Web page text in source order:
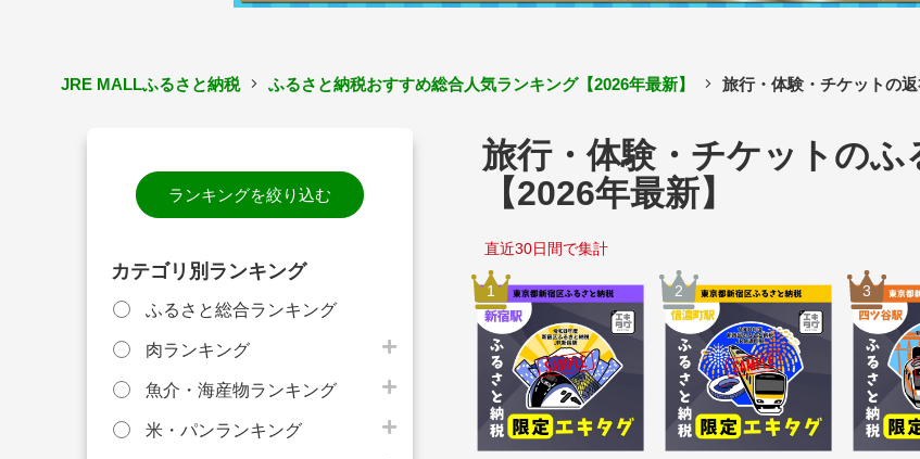
JRE MALLふるさと納税 ふるさと納税おすすめ総合人気ランキング【2026年最新】 旅行・体験・チケットの
ランキングを絞り込む
カテゴリ別ランキング
ふるさと総合ランキング
肉ランキング
魚介・海産物ランキング
米・パンランキング
旅行・体験・チケットの
【2026年最新】
直近30日間で集計
1 2 3